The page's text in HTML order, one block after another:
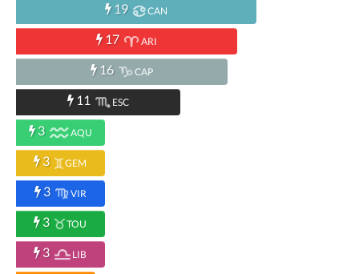
19 CAN
17 ARI
16 CAP
11 ESC
3 AQU
3 GEM
3 VIR
3 TOU
3 LIB